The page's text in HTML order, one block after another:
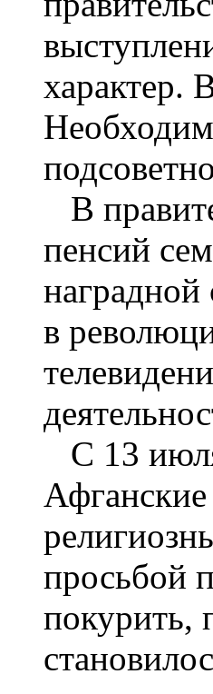
характер.
В
пенсий
наградной
в
С 13
просьбой
покурить,